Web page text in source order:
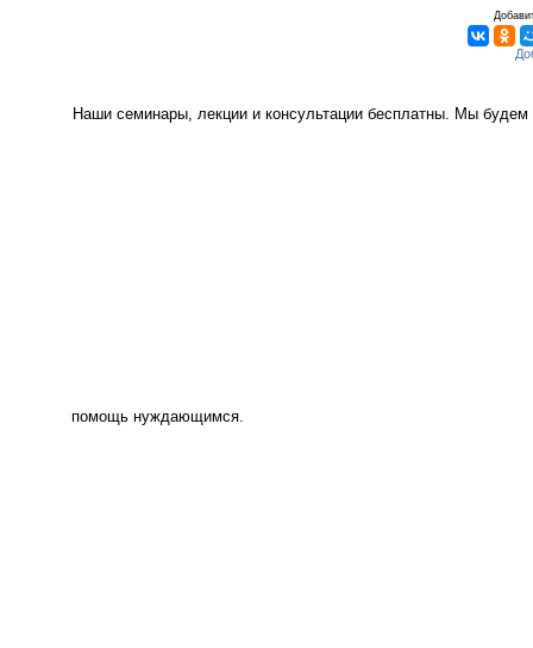
Наши семинары, лекции и консультации бесплатны. Мы
помощь нуждающимся.